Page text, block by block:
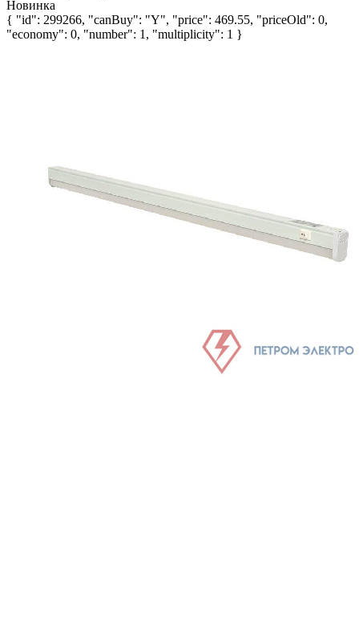
Новинка
{ "id": 299266, "canBuy": "Y", "price": 469.55, "priceOld": 0,
"economy": 0, "number": 1, "multiplicity": 1 }